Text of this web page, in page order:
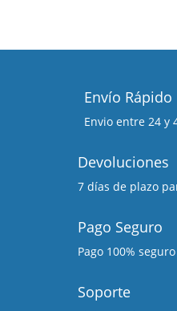
Envío Rápido
Envio entre 24 y
Devoluciones
7 días de plazo
Pago Seguro
Pago 100%
Soporte